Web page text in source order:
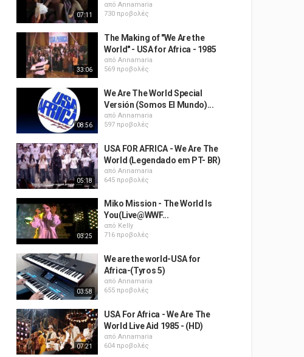
07:11
από Annamaria
730 προβολές
33:06
The Making of "We Are the
World" - USA for Africa - 1985
από Annamaria
569 προβολές
08:56
We Are The World Special
Versión (Somos El Mundo)...
από Annamaria
597 προβολές
05:18
USA FOR AFRICA - We Are The
World (Legendado em PT- BR)
από Annamaria
645 προβολές
03:25
Miko Mission - The World Is
You(Live@WWF...
από Kelly
716 προβολές
03:58
We are the world-USA for
Africa-(Tyros 5)
από Annamaria
655 προβολές
07:21
USA For Africa - We Are The
World Live Aid 1985 - (HD)
από Annamaria
604 προβολές